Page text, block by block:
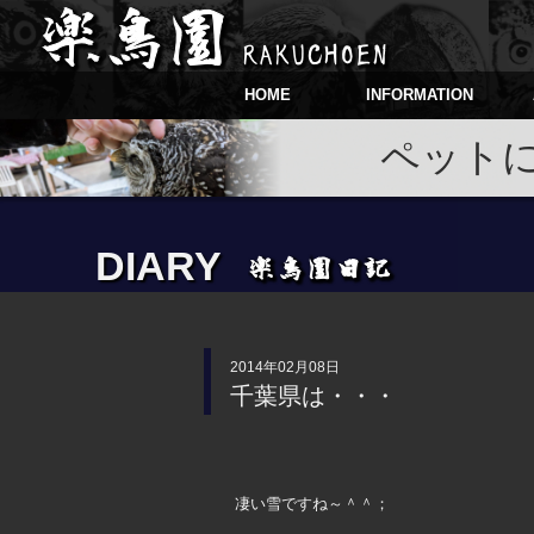
HOME INFORMATION
ペット
DIARY
2014年02月08日
千葉県は・・・
凄い雪ですね～＾＾；